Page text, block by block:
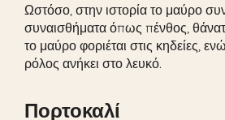
Ωστόσο, στην ιστορία το μαύρο
συναισθήματα όπως πένθος,
το μαύρο φοριέται στις κηδείες,
ρόλος ανήκει στο λευκό.
Πορτοκαλί